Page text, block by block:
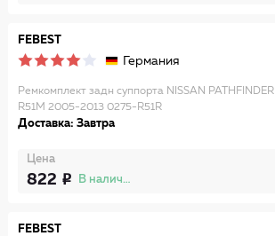
FEBEST
Германия
Ремкомплект задн суппорта NISSAN PATHFINDER
R51M 2005-2013 0275-R51R
Доставка: Завтра
Цена
822 В наличии
FEBEST